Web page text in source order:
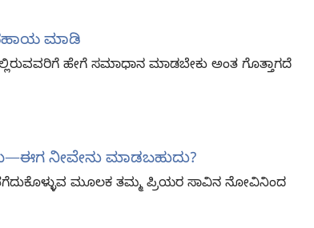
ಮಾಡಿ
ಹೇಗೆ ಸಮಾಧಾನ ಮಾಡಬೇಕು ಅಂತ ಗೊತ್ತಾಗದೆ
ನೀವೇನು ಮಾಡಬಹುದು?
ತೆಗೆದುಕೊಳ್ಳುವ ಮೂಲಕ ತಮ್ಮ ಪ್ರಿಯರ ಸಾವಿನ ನೋವಿನಿಂದ